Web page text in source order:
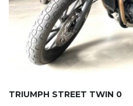
TRIUMPH STREET TWIN 0